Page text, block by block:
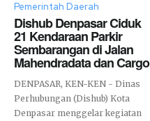
Pemerintah Daerah
Dishub Denpasar Ciduk
21 Kendaraan Parkir
Sembarangan di Jalan
Mahendradata dan Cargo
DENPASAR, KEN-KEN - Dinas
Perhubungan (Dishub) Kota
Denpasar menggelar kegiatan